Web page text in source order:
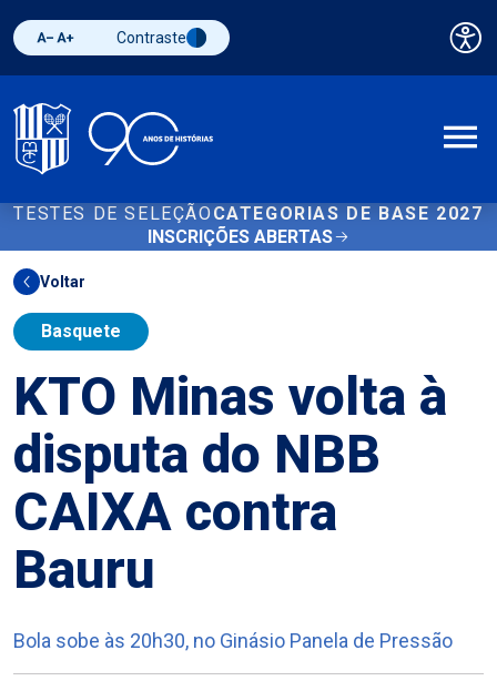
Diminuir fonte
Aumentar fonteAlternar contraste
Contraste
TESTES DE SELEÇÃO CATEGORIAS DE BASE 2027
INSCRIÇÕES ABERTAS
Voltar
Basquete
KTO Minas volta à
disputa do NBB
CAIXA contra
Bauru
Bola sobe às 20h30, no Ginásio Panela de Pressão